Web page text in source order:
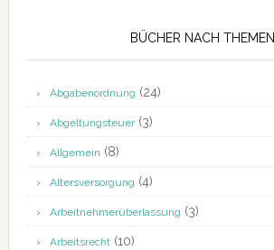
BÜCHER NACH THEMEN
Abgabenordnung (24)
Abgeltungsteuer(3)
Allgemein (8)
Altersversorgung (4)
Arbeitnehmerüberlassung (3)
Arbeitsrecht(10)